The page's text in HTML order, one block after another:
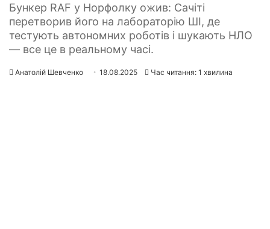
Бункер RAF у Норфолку ожив: Сачіті
перетворив його на лабораторію ШІ, де
тестують автономних роботів і шукають НЛО
— все це в реальному часі.
Анатолій Шевченко 18.08.2025 Час читання: 1 хвилина